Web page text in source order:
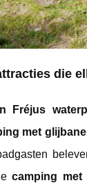
die
Fréjus
met
camping met